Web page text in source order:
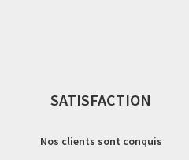
SATISFACTION
Nos clients sont conquis